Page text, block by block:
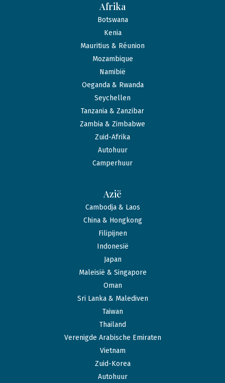
Afrika
Botswana
Kenia
Mauritius & Réunion
Mozambique
Namibië
Oeganda & Rwanda
Seychellen
Tanzania & Zanzibar
Zambia & Zimbabwe
Zuid-Afrika
Autohuur
Camperhuur
Azië
Cambodja & Laos
China & Hongkong
Filipijnen
Indonesië
Japan
Maleisië & Singapore
Oman
Sri Lanka & Malediven
Taiwan
Thailand
Verenigde Arabische Emiraten
Vietnam
Zuid-Korea
Autohuur